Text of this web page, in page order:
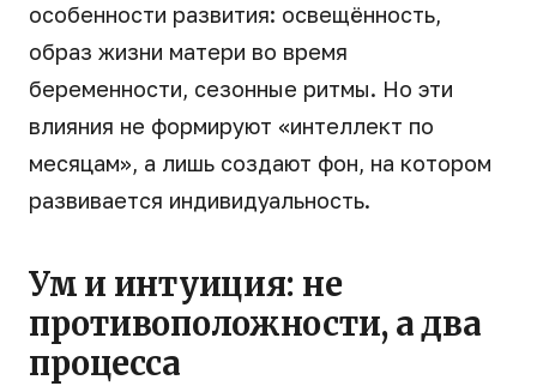
особенности развития: освещённость,
образ жизни матери во время
беременности, сезонные ритмы. Но эти
влияния не формируют «интеллект по
месяцам», а лишь создают фон, на котором
развивается индивидуальность.
Ум и интуиция: не
противоположности, а два
процесса